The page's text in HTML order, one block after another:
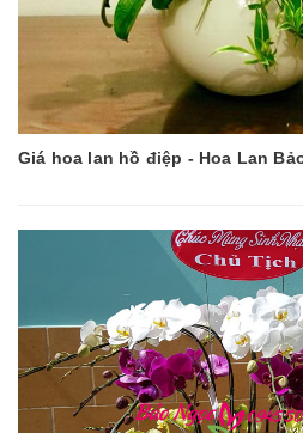
Giá hoa lan hồ điệp - Hoa Lan